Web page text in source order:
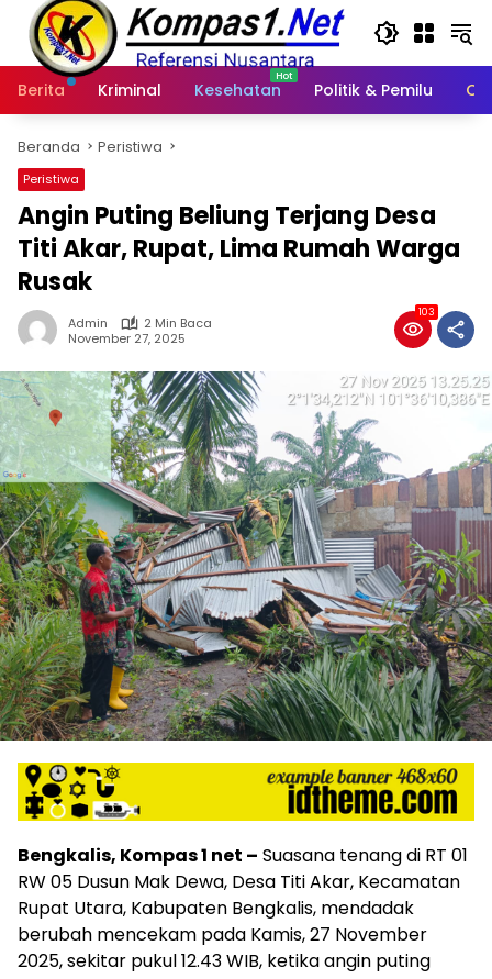
Langsung
konten
Berita
Kriminal Kesehatan Politik & Pemilu
Beranda Peristiwa
Peristiwa
Angin Puting Beliung Terjang Desa
Titi Akar, Rupat, Lima Rumah Warga
Rusak
Admin
2 Min Baca
November 27, 2025
103
Bengkalis, Kompas 1 net – Suasana tenang di RT 01
RW 05 Dusun Mak Dewa, Desa Titi Akar, Kecamatan
Rupat Utara, Kabupaten Bengkalis, mendadak
berubah mencekam pada Kamis, 27 November
2025, sekitar pukul 12.43 WIB, ketika angin puting